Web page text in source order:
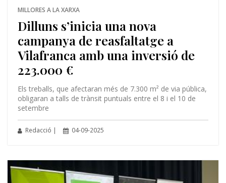
MILLORES A LA XARXA
Dilluns s’inicia una nova
campanya de reasfaltatge a
Vilafranca amb una inversió de
223.000 €
Els treballs, que afectaran més de 7.300 m² de via pública,
obligaran a talls de trànsit puntuals entre el 8 i el 10 de
setembre
Redacció | 04-09-2025